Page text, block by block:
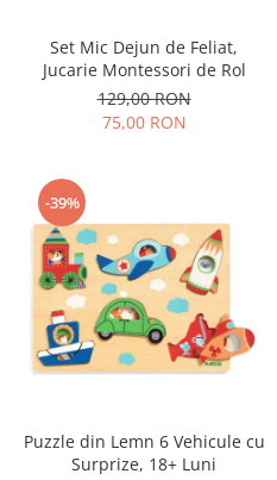
Set Mic Dejun de Feliat,
Jucarie Montessori de Rol
129,00 RON
75,00 RON
-39%
Puzzle din Lemn 6 Vehicule cu
Surprize, 18+ Luni